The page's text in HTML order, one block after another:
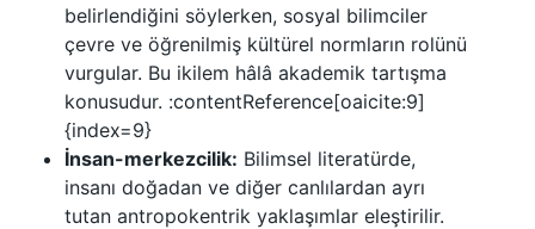
belirlendiğini söylerken, sosyal bilimciler
çevre ve öğrenilmiş kültürel normların rolünü
vurgular. Bu ikilem hâlâ akademik tartışma
konusudur. :contentReference[oaicite:9]
{index=9}
İnsan-merkezcilik: Bilimsel literatürde,
insanı doğadan ve diğer canlılardan ayrı
tutan antropokentrik yaklaşımlar eleştirilir.